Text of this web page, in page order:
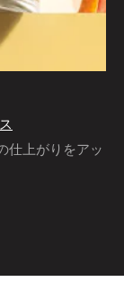
仕上がりをアッ